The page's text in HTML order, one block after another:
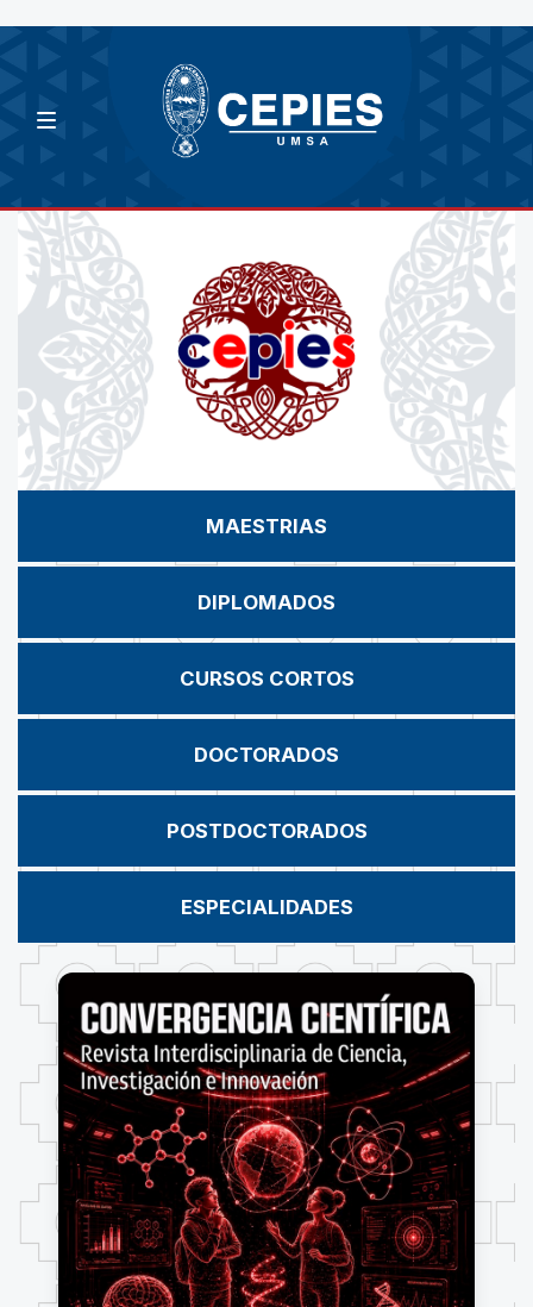
MAESTRIAS
DIPLOMADOS
CURSOS CORTOS
DOCTORADOS
POSTDOCTORADOS
ESPECIALIDADES